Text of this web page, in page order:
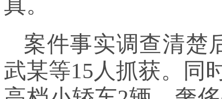
真。
案件事实调查清楚
武某等15人抓获。同